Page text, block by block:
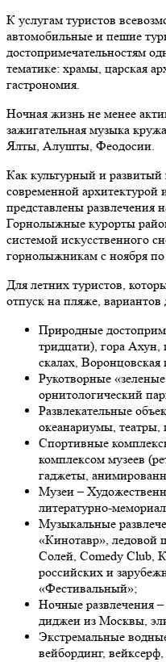
К услугам туристов
автомобильные и пешие
достопримечательностям
тематике: храмы, царская
гастрономия.
Ночная жизнь не менее
зажигательная музыка
Ялты, Алушты, Феодосии.
Как культурный и развитый
современной архитектурой
представлены развлечения
Горнолыжные курорты
системой искусственного
горнолыжникам с ноября
Для летних туристов,
отпуск на пляже, вариантов
Природные
тридцати), гора
скалах,
Рукотворные
орнитологический
Развлекательные
океанариумы, театры,
Спортивные
комплексом музеев
гаджеты,
Музеи –
литературно-
Музыкальные
«Кинотавр»,
Солей, Comedy Club,
российских и
«Фестивальный»;
Ночные развлечения
диджеи из Москвы,
Экстремальные
вейбординг,